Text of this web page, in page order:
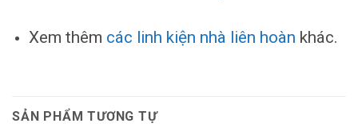
Xem thêm các linh kiện nhà liên hoàn khác.
SẢN PHẨM TƯƠNG TỰ